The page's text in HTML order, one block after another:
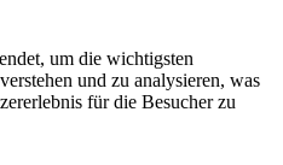
um die wichtigsten
und zu analysieren, was
für die Besucher zu